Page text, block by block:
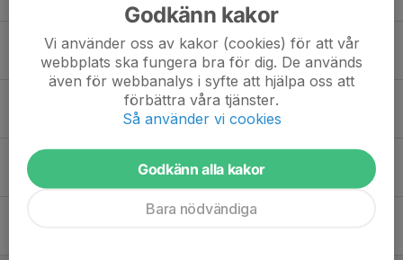
Bemanningsschema futsalcup och städdagar!
23 sep 2025 1
Kakförsälning
8 sep 2025 1
0
Utdelning av Tik-häften
Godkänn kakor
Vi använder oss av kakor (cookies) för att vår
webbplats ska fungera bra för dig. De används
även för webbanalys i syfte att hjälpa oss att
förbättra våra tjänster.
Så använder vi cookies
Godkänn alla kakor
Bara nödvändiga